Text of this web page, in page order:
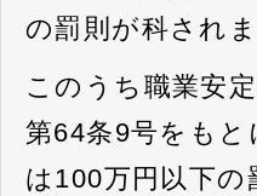
の罰則が科されま
このうち職業安
第64条9号をもと
は100万円以下の